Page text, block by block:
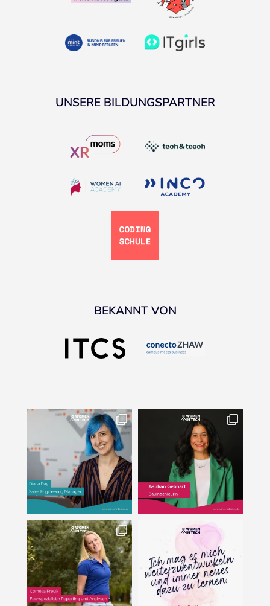
UNSERE BILDUNGSPARTNER
BEKANNT VON